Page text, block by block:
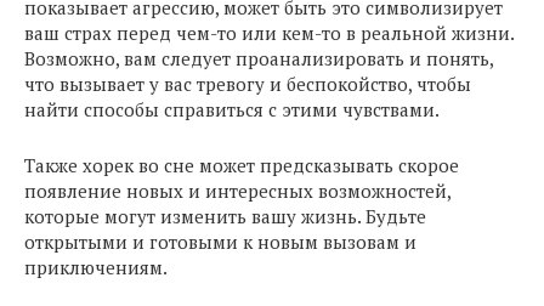
показывает агрессию, может быть это символизирует
ваш страх перед чем-то или кем-то в реальной жизни.
Возможно, вам следует проанализировать и понять,
что вызывает у вас тревогу и беспокойство, чтобы
найти способы справиться с этими чувствами.
Также хорек во сне может предсказывать скорое
появление новых и интересных возможностей,
которые могут изменить вашу жизнь. Будьте
открытыми и готовыми к новым вызовам и
приключениям.